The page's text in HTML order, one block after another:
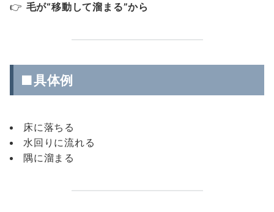
👉 毛が“移動して溜まる”から
■具体例
床に落ちる
水回りに流れる
隅に溜まる